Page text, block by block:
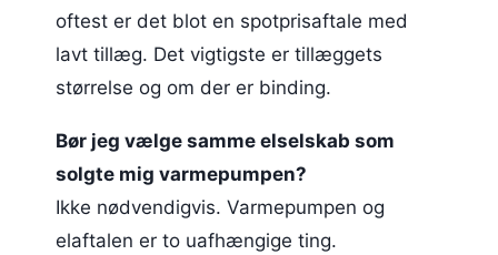
oftest er det blot en spotprisaftale med
lavt tillæg. Det vigtigste er tillæggets
størrelse og om der er binding.
Bør jeg vælge samme elselskab som
solgte mig varmepumpen?
Ikke nødvendigvis. Varmepumpen og
elaftalen er to uafhængige ting.